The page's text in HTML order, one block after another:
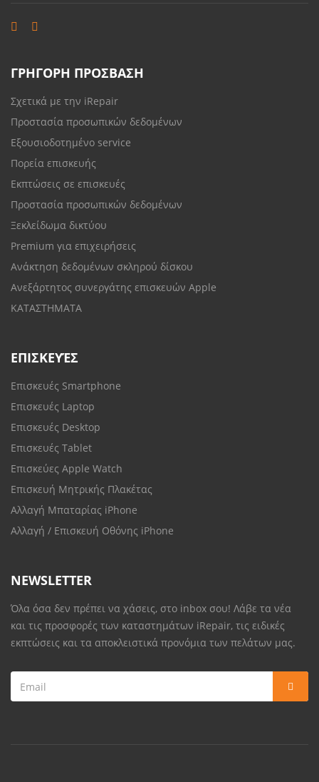
ΓΡΗΓΟΡΗ ΠΡΟΣΒΑΣΗ
Σχετικά με την iRepair
Προστασία προσωπικών δεδομένων
Εξουσιοδοτημένο service
Πορεία επισκευής
Εκπτώσεις σε επισκευές
Προστασία προσωπικών δεδομένων
Ξεκλείδωμα δικτύου
Premium για επιχειρήσεις
Ανάκτηση δεδομένων σκληρού δίσκου
Ανεξάρτητος συνεργάτης επισκευών Apple
ΚΑΤΑΣΤΗΜΑΤΑ
ΕΠΙΣΚΕΥΈΣ
Επισκευές Smartphone
Επισκευές Laptop
Επισκευές Desktop
Επισκευές Tablet
Επισκεύες Apple Watch
Επισκευή Μητρικής Πλακέτας
Αλλαγή Μπαταρίας iPhone
Αλλαγή / Επισκευή Οθόνης iPhone
NEWSLETTER
Όλα όσα δεν πρέπει να χάσεις, στο inbox σου! Λάβε τα νέα
και τις προσφορές των καταστημάτων iRepair, τις ειδικές
εκπτώσεις και τα αποκλειστικά προνόμια των πελάτων μας.